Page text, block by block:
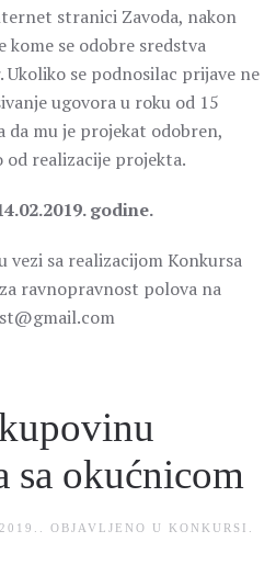
stranici Zavoda, nakon
kome se odobre sredstva
se podnosilac prijave ne
ugovora u roku od 15
da mu je projekat odobren,
od realizacije projekta.
godine.
vezi sa realizacijom Konkursa
ravnopravnost polova na
sa okućnicom
. OBJAVLJENO U KONKURSI